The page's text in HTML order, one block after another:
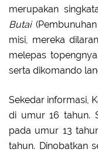
merupakan
Butai
misi, mereka
melepas
serta dikomando
Sekedar informasi,
di umur 16 tahun.
pada umur 13
tahun. Dinobatkan